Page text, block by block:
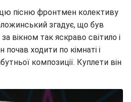
пісню фронтмен колективу
згадує, що був
вікном так яскраво світило і
почав ходити по кімнаті і
композиції. Куплети він